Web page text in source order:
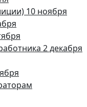
10 ноября
2 декабря